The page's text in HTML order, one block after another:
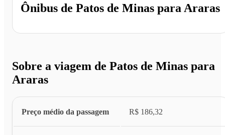
Ônibus de Patos de Minas para Araras
Sobre a viagem de Patos de Minas para
Araras
Preço médio da passagem R$ 186,32